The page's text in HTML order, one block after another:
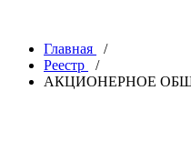
Главная
/
Реестр
/
АКЦИОНЕРНОЕ